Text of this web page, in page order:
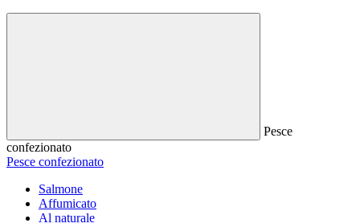
Pesce
confezionato
Pesce confezionato
Salmone
Affumicato
Al naturale